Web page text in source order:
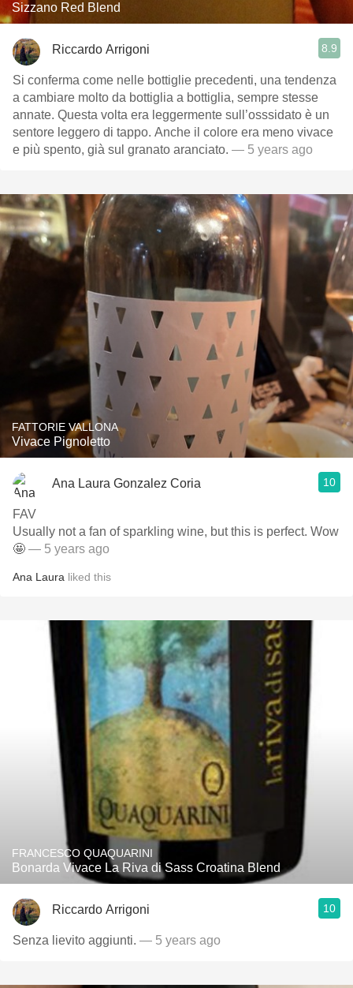
Sizzano Red Blend
Riccardo Arrigoni 8.9
Si conferma come nelle bottiglie precedenti, una tendenza
a cambiare molto da bottiglia a bottiglia, sempre stesse
annate. Questa volta era leggermente sull’osssidato è un
sentore leggero di tappo. Anche il colore era meno vivace
e più spento, già sul granato aranciato. — 5 years ago
FATTORIE VALLONA
Vivace Pignoletto
Ana Laura Gonzalez Coria 10
FAV
Usually not a fan of sparkling wine, but this is perfect. Wow
🤩 — 5 years ago
Ana Laura liked this
FRANCESCO QUAQUARINI
Bonarda Vivace La Riva di Sass Croatina Blend
Riccardo Arrigoni 10
Senza lievito aggiunti. — 5 years ago